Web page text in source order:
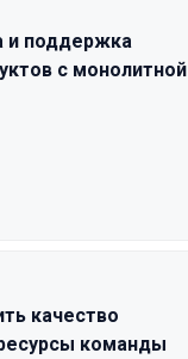
и поддержка
с монолитной
качество
команды